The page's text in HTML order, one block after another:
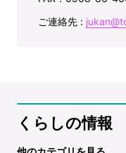
ご連絡先 :
くらしの情報